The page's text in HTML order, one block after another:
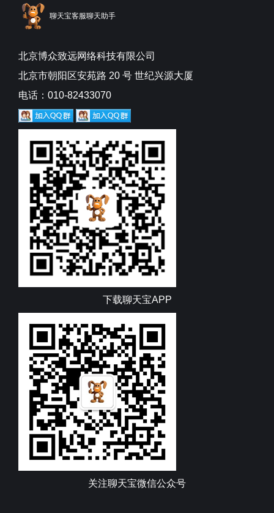
聊天宝客服聊天助手
北京博众致远网络科技有限公司
北京市朝阳区安苑路 20 号 世纪兴源大厦
电话：010-82433070
下载聊天宝APP
关注聊天宝微信公众号